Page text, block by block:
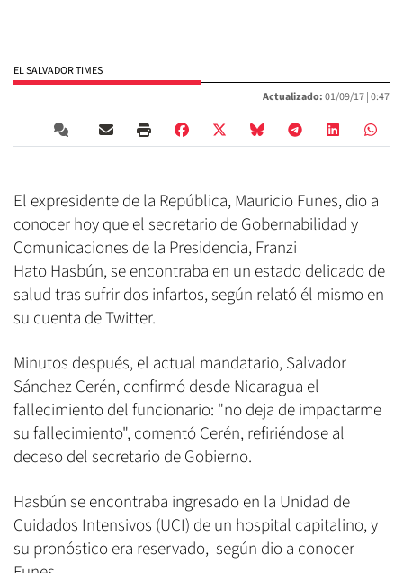
EL SALVADOR TIMES
Actualizado:01/09/17 |0:47
El expresidente de la República, Mauricio Funes, dio a
conocer hoy que el secretario de Gobernabilidad y
Comunicaciones de la Presidencia, Franzi
Hato Hasbún, se encontraba en un estado delicado de
salud tras sufrir dos infartos, según relató él mismo en
su cuenta de Twitter.
Minutos después, el actual mandatario, Salvador
Sánchez Cerén, confirmó desde Nicaragua el
fallecimiento del funcionario: "no deja de impactarme
su fallecimiento", comentó Cerén, refiriéndose al
deceso del secretario de Gobierno.
Hasbún se encontraba ingresado en la Unidad de
Cuidados Intensivos (UCI) de un hospital capitalino, y
su pronóstico era reservado, según dio a conocer